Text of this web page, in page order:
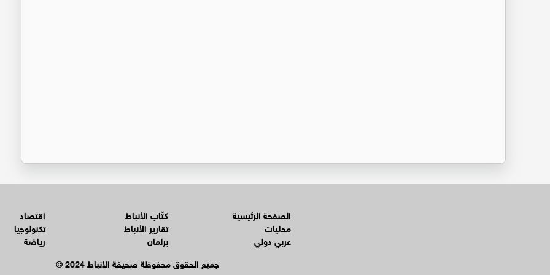
الصفحة الرئيسية
محليات
عربي دولي
كتّاب الأنباط
تقارير الأنباط
برلمان
اقتصاد
تكنولوجيا
رياضة
© جميع الحقوق محفوظة صحيفة الأنباط 2024